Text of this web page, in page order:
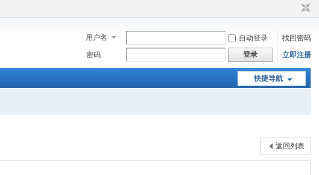
用户名 自动登录
找回密码
密码
登录 立即注册
快捷导航
返回列表